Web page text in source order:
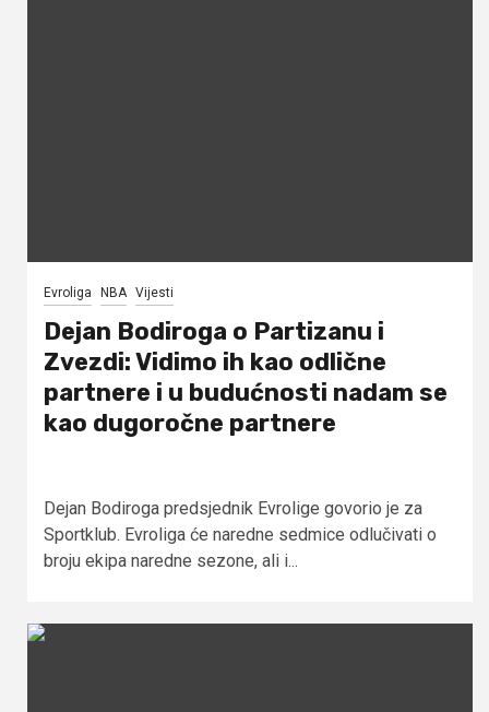
Evroliga NBA Vijesti
Dejan Bodiroga o Partizanu i
Zvezdi: Vidimo ih kao odlične
partnere i u budućnosti nadam se
kao dugoročne partnere
Dejan Bodiroga predsjednik Evrolige govorio je za
Sportklub. Evroliga će naredne sedmice odlučivati o
broju ekipa naredne sezone, ali i...